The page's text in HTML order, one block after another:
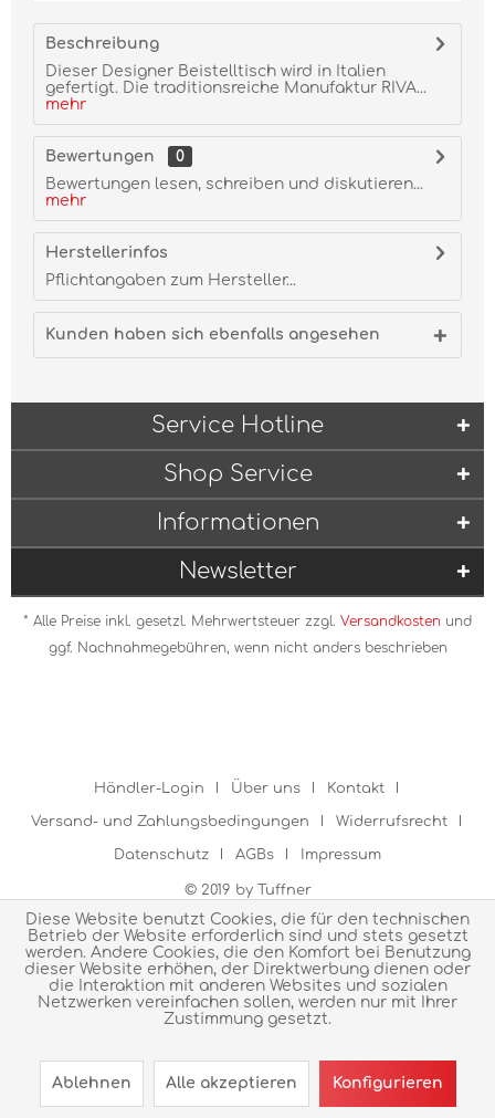
Beschreibung
Dieser Designer Beistelltisch wird in Italien
gefertigt. Die traditionsreiche Manufaktur RIVA...
mehr
Bewertungen
0
Bewertungen lesen, schreiben und diskutieren...
mehr
Herstellerinfos
Pflichtangaben zum Hersteller...
Kunden haben sich ebenfalls angesehen
Service Hotline
Shop Service
Informationen
Newsletter
* Alle Preise inkl. gesetzl. Mehrwertsteuer zzgl. Versandkosten und
ggf. Nachnahmegebühren, wenn nicht anders beschrieben
Händler-Login Über uns Kontakt
Versand- und Zahlungsbedingungen Widerrufsrecht
Datenschutz AGBs Impressum
© 2019 by Tuffner
Diese Website benutzt Cookies, die für den technischen
Betrieb der Website erforderlich sind und stets gesetzt
werden. Andere Cookies, die den Komfort bei Benutzung
dieser Website erhöhen, der Direktwerbung dienen oder
die Interaktion mit anderen Websites und sozialen
Netzwerken vereinfachen sollen, werden nur mit Ihrer
Zustimmung gesetzt.
Ablehnen Alle akzeptieren Konfigurieren